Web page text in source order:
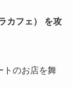
カフェ） を攻
トのお店を舞